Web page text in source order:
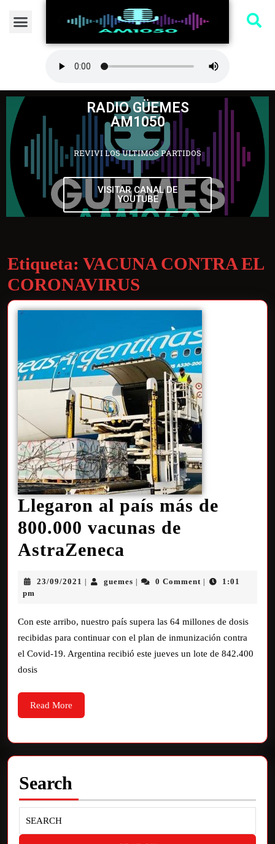
RADIO GÜEMES
AM1050
REVIVI LOS ULTIMOS PARTIDOS
VISITAR CANAL DE
YOUTUBE
Etiqueta: VACUNA CONTRA EL
CORONAVIRUS
Llegaron al país más de
800.000 vacunas de
AstraZeneca
23/09/2021 guemes 0 Comment
1:01
pm
Con este arribo, nuestro país supera las 64 millones de dosis
recibidas para continuar con el plan de inmunización contra
el Covid-19. Argentina recibió este jueves un lote de 842.400
dosis
Read More
Search